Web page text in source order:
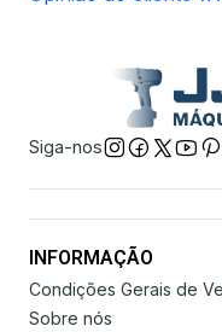
Siga-nos
INFORMAÇÃO
Condições Gerais de
Sobre nós